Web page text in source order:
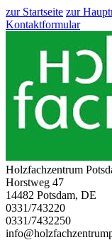
zur Startseite zur
Kontaktformular
Holzfachzentrum
Horstweg 47
14482 Potsdam, DE
0331/743220
0331/7432250